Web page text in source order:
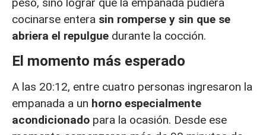
cocinarse entera sin romperse y sin que se
abriera el repulgue durante la cocción.
El momento más esperado
A las 20:12, entre cuatro personas ingresaron la
empanada a un horno especialmente
acondicionado para la ocasión. Desde ese